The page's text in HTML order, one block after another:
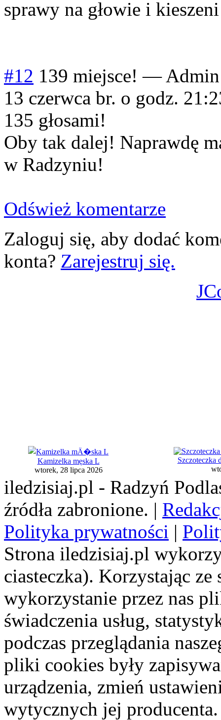
sprawy na głowie i
#12 139 miejsce! —
13 czerwca br. o godz.
135 głosami!
Oby tak dalej! Naprawdę
w Radzyniu!
Odśwież komentarze
Zaloguj się, aby dodać
konta? Zarejestruj się.
Kamizelka męska L
wtorek, 28 lipca 2026
Szczoteczka
iledzisiaj.pl - Radzyń
źródła zabronione. |
Polityka prywatności |
Strona iledzisiaj.pl
ciasteczka). Korzystając
wykorzystanie przez nas
świadczenia usług,
podczas przeglądania
pliki cookies były
urządzenia, zmień
wytycznych jej producenta.